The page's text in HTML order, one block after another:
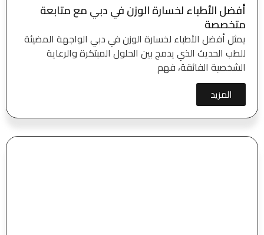
أفضل الأطباء لخسارة الوزن في دبي مع متابعة
متخصصة
يمثل أفضل الأطباء لخسارة الوزن في دبي الواجهة المضيئة
للطب الحديث الذي يدمج بين الحلول المبتكرة والرعاية
الشخصية الفائقة، فهم
المزيد